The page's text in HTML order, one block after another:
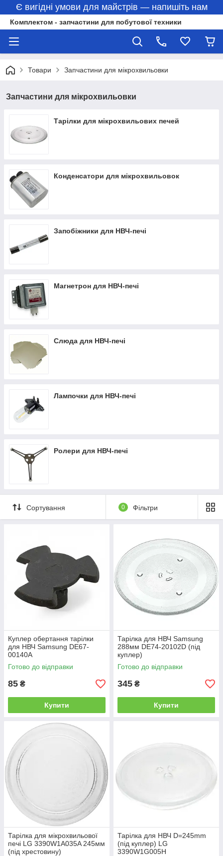
Є вигідні умови для майстрів — напишіть нам
Комплектом - запчастини для побутової техники
Товари Запчастини для мікрохвильовки
Запчастини для мікрохвильовки
Тарілки для мікрохвильових печей
Конденсатори для мікрохвильовок
Запобіжники для НВЧ-печі
Магнетрон для НВЧ-печі
Слюда для НВЧ-печі
Лампочки для НВЧ-печі
Ролери для НВЧ-печі
Сортування 0 Фільтри
Куплер обертання тарілки
для НВЧ Samsung DE67-
00140A
Готово до відправки
85 ₴
Купити
Тарілка для НВЧ Samsung
288мм DE74-20102D (під
куплер)
Готово до відправки
345 ₴
Купити
Тарілка для мікрохвильової
печі LG 3390W1A035A 245мм
(під хрестовину)
Тарілка для НВЧ D=245mm
(під куплер) LG
3390W1G005H